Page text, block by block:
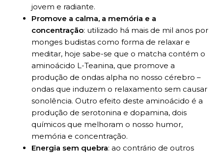
jovem e radiante.
Promove a calma, a memória e a
concentração: utilizado há mais de mil anos por
monges budistas como forma de relaxar e
meditar, hoje sabe-se que o matcha contém o
aminoácido L-Teanina, que promove a
produção de ondas alpha no nosso cérebro –
ondas que induzem o relaxamento sem causar
sonolência. Outro efeito deste aminoácido é a
produção de serotonina e dopamina, dois
químicos que melhoram o nosso humor,
memória e concentração.
Energia sem quebra: ao contrário de outros